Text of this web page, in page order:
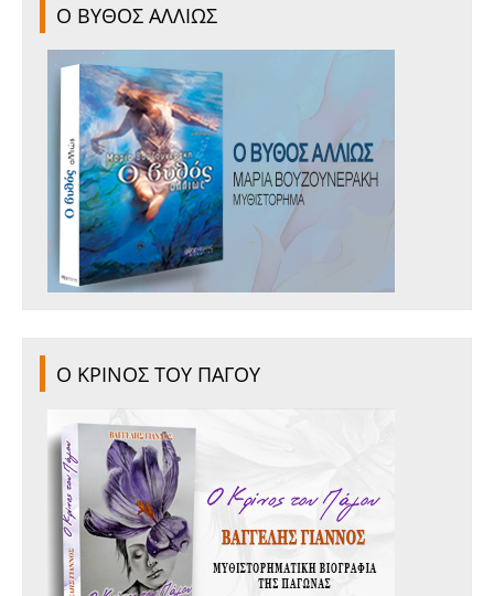
Ο ΒΥΘΟΣ ΑΛΛΙΩΣ
Ο ΚΡΙΝΟΣ ΤΟΥ ΠΑΓΟΥ